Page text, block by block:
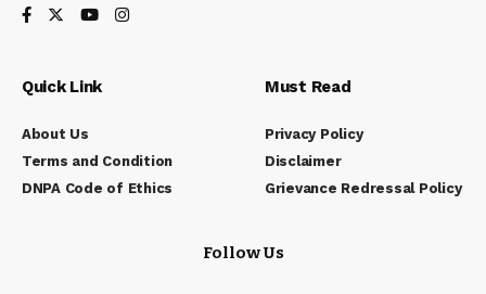
Quick Link
About Us
Terms and Condition
DNPA Code of Ethics
Must Read
Privacy Policy
Disclaimer
Grievance Redressal Policy
Follow Us